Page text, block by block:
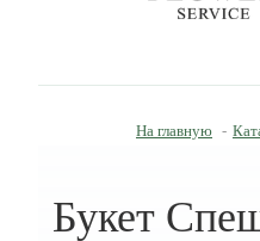
На главную -
Букет